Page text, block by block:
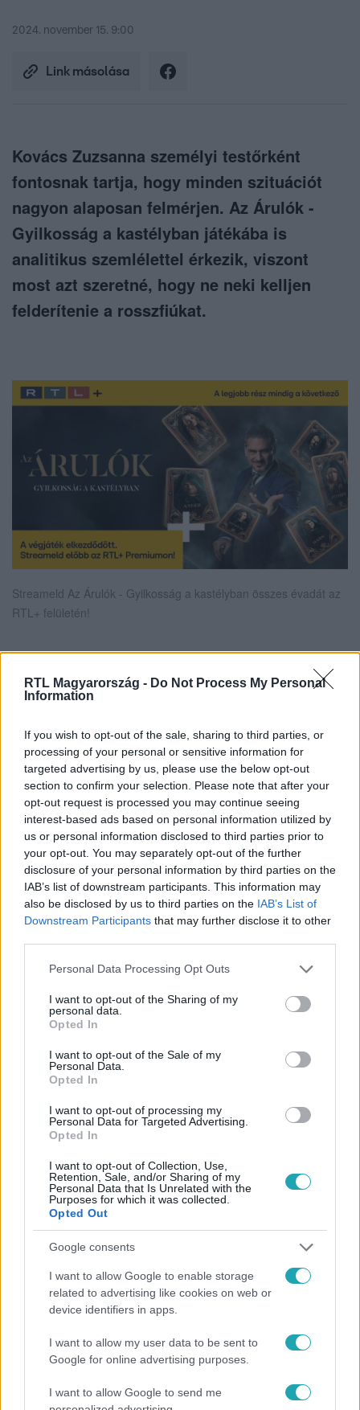
RTL Magyarország - Do Not Process My Personal
Information
If you wish to opt-out of the sale, sharing to third parties, or
processing of your personal or sensitive information for
targeted advertising by us, please use the below opt-out
section to confirm your selection. Please note that after your
opt-out request is processed you may continue seeing
interest-based ads based on personal information utilized by
us or personal information disclosed to third parties prior to
your opt-out. You may separately opt-out of the further
disclosure of your personal information by third parties on the
IAB’s list of downstream participants. This information may
also be disclosed by us to third parties on the IAB’s List of
Downstream Participants that may further disclose it to other
Please note that this website/app uses one or more Google
not limited to your visit or usage behaviour. You may click to
grant or deny consent to Google and its third-party tags to
use your data for below specified purposes in below Google
consent section.
Personal Data Processing Opt Outs
I want to opt-out of the Sharing of my
personal data.
Opted In
I want to opt-out of the Sale of my
Personal Data.
Opted In
I want to opt-out of processing my
Personal Data for Targeted Advertising.
Opted In
I want to opt-out of Collection, Use,
Retention, Sale, and/or Sharing of my
Personal Data that Is Unrelated with the
Purposes for which it was collected.
Opted Out
Google consents
I want to allow Google to enable storage
related to advertising like cookies on web or
device identifiers in apps.
I want to allow my user data to be sent to
Google for online advertising purposes.
I want to allow Google to send me
2024. november 15. 9:00
Link másolása
Kovács Zuzsanna személyi testőrként
fontosnak tartja, hogy minden szituációt
nagyon alaposan felmérjen. Az Árulók -
Gyilkosság a kastélyban játékába is
analitikus szemlélettel érkezik, viszont
most azt szeretné, hogy ne neki kelljen
felderítenie a rosszfiúkat.
Streameld Az Árulók - Gyilkosság a kastélyban összes évadát az
RTL+ felületén!
Itt állítsd be, hogy az RTL.hu az elsők között
legyen a Google-találatokban!
Kövess minket, és értesülj a friss hírekről a
Facebookon is!
Követem
AZ ÁRULÓK – GYILKOSSÁG A KASTÉLYBAN
EXTRA VIDEÓK #VIDEÓ #
KOVÁCS ZSUZSANNA
SZEREPLŐ INTERJÚ
Népszerű